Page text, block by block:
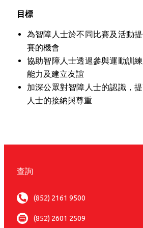
目標
為智障人士於不同比賽及活動
賽的機會
協助智障人士透過參與運動訓
能力及建立友誼
加深公眾對智障人士的認識，
人士的接納與尊重
查詢
(852) 2161 9500
(852) 2601 2509